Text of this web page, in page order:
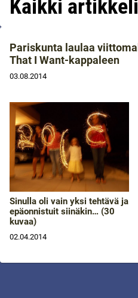
Kaikki
Pariskunta laulaa
That I Want-kappaleen
03.08.2014
Sinulla oli vain yksi tehtävä ja
epäonnistuit siinäkin… (30
kuvaa)
02.04.2014